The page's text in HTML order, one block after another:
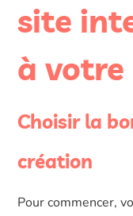
site
à votre
Choisir la
création
Pour commencer,